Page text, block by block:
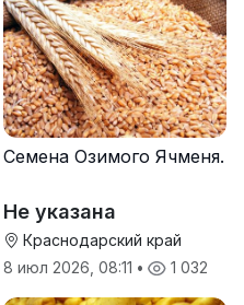
Семена Озимого Ячменя.
Не указана
Краснодарский край
8 июл 2026, 08:11 • 1 032